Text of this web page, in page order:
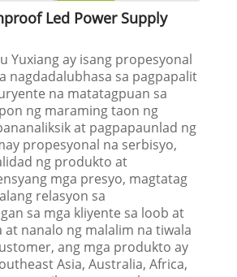
Led Power Supply
Yuxiang ay isang propesyonal
nagdadalubhasa sa pagpapalit
na matatagpuan sa
ng maraming taon ng
at pagpapaunlad ng
propesyonal na serbisyo,
ng produkto at
mga presyo, magtatag
relasyon sa
sa mga kliyente sa loob at
at nanalo ng malalim na tiwala
ang mga produkto ay
Asia, Australia, Africa,